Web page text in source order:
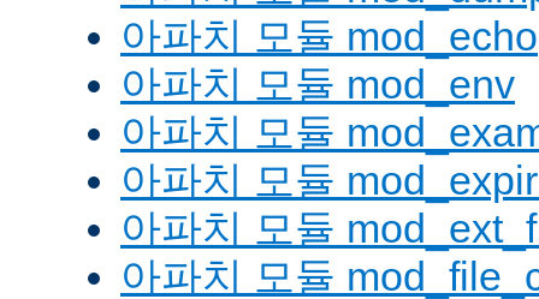
아파치 모듈 mod_echo
아파치 모듈 mod_env
아파치 모듈
아파치 모듈
아파치 모듈
아파치 모듈